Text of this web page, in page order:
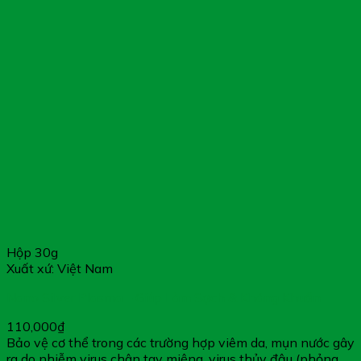
Hộp 30g
Xuất xứ: Việt Nam
110,000₫
Bảo vệ cơ thể trong các trường hợp viêm da, mụn nước gây